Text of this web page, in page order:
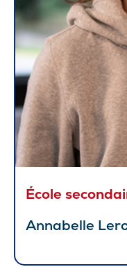
École
Annabelle